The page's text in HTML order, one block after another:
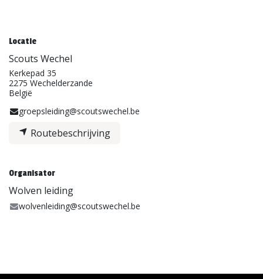
Locatie
Scouts Wechel
Kerkepad 35
2275 Wechelderzande
België
groepsleiding@scoutswechel.be
Routebeschrijving
Organisator
Wolven leiding
wolvenleiding@scoutswechel.be